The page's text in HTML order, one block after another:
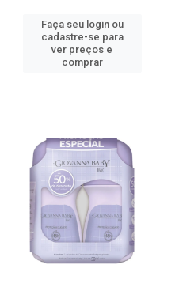
Faça seu login ou
cadastre-se para
ver preços e
comprar